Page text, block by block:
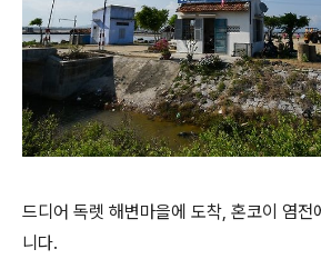
드디어 독렛 해변마을에 도착, 혼코이 염전
니다.